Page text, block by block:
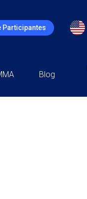
Participantes
Blog